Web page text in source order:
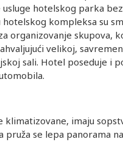
hotelskog parka
hotelskog kompleksa su
organizovanje skupova,
velikoj,
sali. Hotel poseduje i
klimatizovane, imaju
pruža se lepa panorama